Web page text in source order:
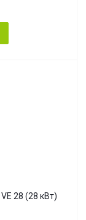
28 (28 кВт)